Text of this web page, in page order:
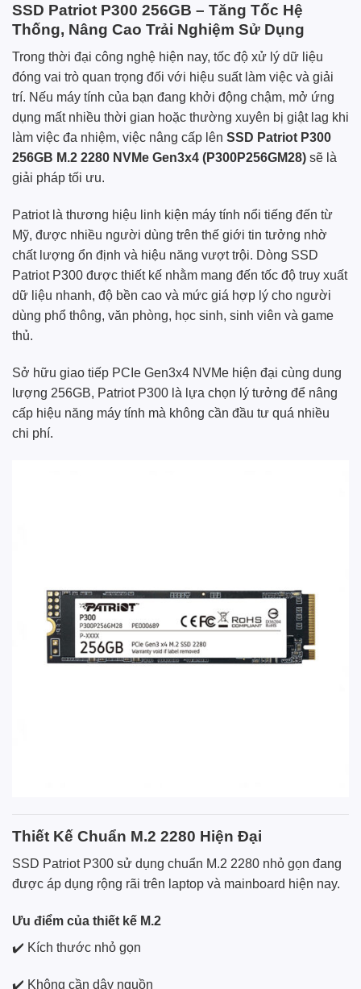
SSD Patriot P300 256GB – Tăng Tốc Hệ
Thống, Nâng Cao Trải Nghiệm Sử Dụng
Trong thời đại công nghệ hiện nay, tốc độ xử lý dữ liệu
đóng vai trò quan trọng đối với hiệu suất làm việc và giải
trí. Nếu máy tính của bạn đang khởi động chậm, mở ứng
dụng mất nhiều thời gian hoặc thường xuyên bị giật lag khi
làm việc đa nhiệm, việc nâng cấp lên SSD Patriot P300
256GB M.2 2280 NVMe Gen3x4 (P300P256GM28) sẽ là
giải pháp tối ưu.
Patriot là thương hiệu linh kiện máy tính nổi tiếng đến từ
Mỹ, được nhiều người dùng trên thế giới tin tưởng nhờ
chất lượng ổn định và hiệu năng vượt trội. Dòng SSD
Patriot P300 được thiết kế nhằm mang đến tốc độ truy xuất
dữ liệu nhanh, độ bền cao và mức giá hợp lý cho người
dùng phổ thông, văn phòng, học sinh, sinh viên và game
thủ.
Sở hữu giao tiếp PCIe Gen3x4 NVMe hiện đại cùng dung
lượng 256GB, Patriot P300 là lựa chọn lý tưởng để nâng
cấp hiệu năng máy tính mà không cần đầu tư quá nhiều
chi phí.
Thiết Kế Chuẩn M.2 2280 Hiện Đại
SSD Patriot P300 sử dụng chuẩn M.2 2280 nhỏ gọn đang
được áp dụng rộng rãi trên laptop và mainboard hiện nay.
Ưu điểm của thiết kế M.2
✔️ Kích thước nhỏ gọn
✔️ Không cần dây nguồn